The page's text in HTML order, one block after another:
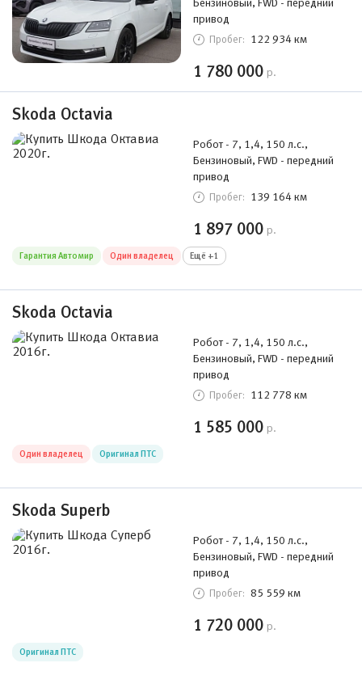
привод
Пробег: 122 934 км
1 780 000 р.
Skoda Octavia
Робот - 7, 1,4, 150 л.с.,
Бензиновый, FWD - передний
привод
Пробег: 139 164 км
1 897 000 р.
Гарантия Автомир Один владелец Ещё +1
Skoda Octavia
Робот - 7, 1,4, 150 л.с.,
Бензиновый, FWD - передний
привод
Пробег: 112 778 км
1 585 000 р.
Один владелец Оригинал ПТС
Skoda Superb
Робот - 7, 1,4, 150 л.с.,
Бензиновый, FWD - передний
привод
Пробег: 85 559 км
1 720 000 р.
Оригинал ПТС